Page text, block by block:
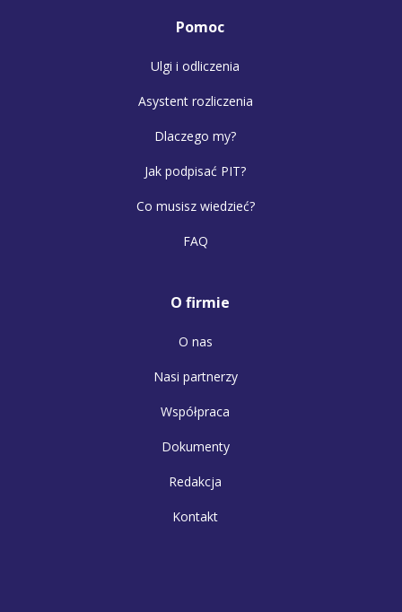
Pomoc
Ulgi i odliczenia
Asystent rozliczenia
Dlaczego my?
Jak podpisać PIT?
Co musisz wiedzieć?
FAQ
O firmie
O nas
Nasi partnerzy
Współpraca
Dokumenty
Redakcja
Kontakt